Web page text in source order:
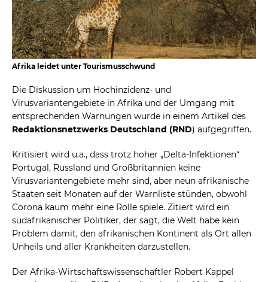
Afrika leidet unter Tourismusschwund
Die Diskussion um Hochinzidenz- und
Virusvariantengebiete in Afrika und der Umgang mit
entsprechenden Warnungen wurde in einem Artikel des
Redaktionsnetzwerks Deutschland (RND) aufgegriffen.
Kritisiert wird u.a., dass trotz hoher „Delta-Infektionen“
Portugal, Russland und Großbritannien keine
Virusvariantengebiete mehr sind, aber neun afrikanische
Staaten seit Monaten auf der Warnliste stünden, obwohl
Corona kaum mehr eine Rolle spiele. Zitiert wird ein
südafrikanischer Politiker, der sagt, die Welt habe kein
Problem damit, den afrikanischen Kontinent als Ort allen
Unheils und aller Krankheiten darzustellen.
Der Afrika-Wirtschaftswissenschaftler Robert Kappel